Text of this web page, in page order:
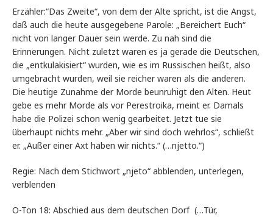
Erzähler:“Das Zweite“, von dem der Alte spricht, ist die Angst,
daß auch die heute ausgegebene Parole: „Bereichert Euch“
nicht von langer Dauer sein werde. Zu nah sind die
Erinnerungen. Nicht zuletzt waren es ja gerade die Deutschen,
die „entkulakisiert“ wurden, wie es im Russischen heißt, also
umgebracht wurden, weil sie reicher waren als die anderen.
Die heutige Zunahme der Morde beunruhigt den Alten. Heut
gebe es mehr Morde als vor Perestroika, meint er. Damals
habe die Polizei schon wenig gearbeitet. Jetzt tue sie
überhaupt nichts mehr. „Aber wir sind doch wehrlos“, schließt
er. „Außer einer Axt haben wir nichts.“ (…njetto.“)
Regie: Nach dem Stichwort „njeto“ abblenden, unterlegen,
verblenden
O-Ton 18: Abschied aus dem deutschen Dorf (…Tür,